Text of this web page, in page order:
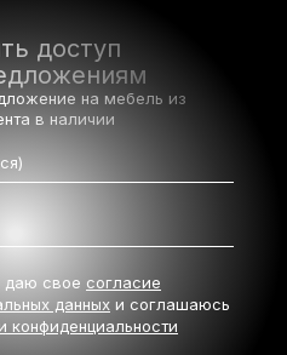
доступ
на мебель из
в наличии
даю свое согласие
данных и соглашаюсь
конфиденциальности